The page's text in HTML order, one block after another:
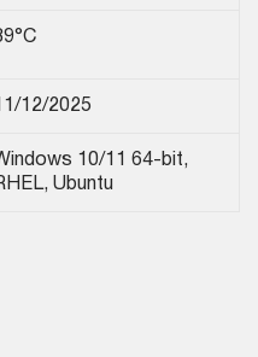
12/2025
10/11 64-bit,
Ubuntu